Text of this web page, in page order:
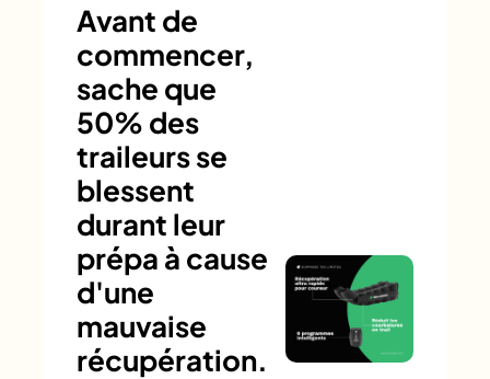
Avant de
commencer,
sache que
50% des
traileurs se
blessent
durant leur
prépa à cause
d'une
mauvaise
récupération.